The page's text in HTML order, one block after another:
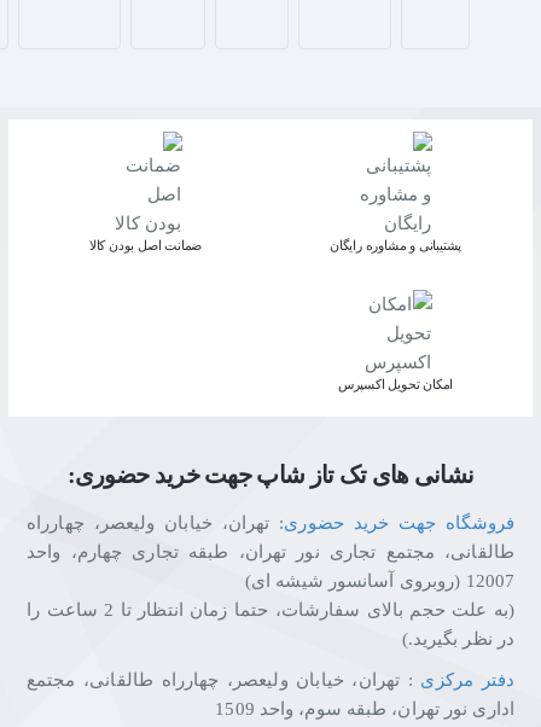
پشتیبانی و مشاوره رایگان ﺿﻤﺎﻧﺖ اﺻﻞ ﺑﻮدن ﮐﺎﻟﺎ
اﻣﮑﺎن ﺗﺤﻮﯾﻞ اﮐﺴﭙﺮس
نشانی های تک تاز شاپ جهت خرید حضوری:
فروشگاه جهت خرید حضوری: تهران، خیابان ولیعصر، چهارراه
طالقانی، مجتمع تجاری نور تهران، طبقه تجاری چهارم، واحد
12007 (روبروی آسانسور شیشه ای)
(به علت حجم بالای سفارشات، حتما زمان انتظار تا 2 ساعت را
در نظر بگیرید.)
دفتر مرکزی : تهران، خیابان ولیعصر، چهارراه طالقانی، مجتمع
اداری نور تهران، طبقه سوم، واحد 1509